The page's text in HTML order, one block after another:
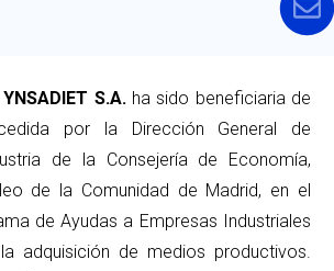
S.A.ha sido beneficiaria de
por la Dirección General de
de la Consejería de Economía,
de la Comunidad de Madrid, en el
de Ayudas a Empresas Industriales
adquisición de medios productivos.